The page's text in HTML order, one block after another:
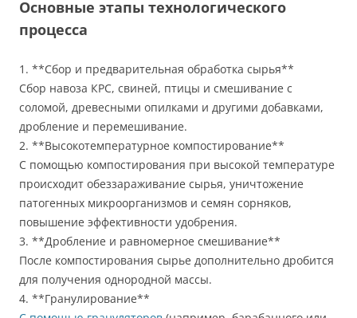
Основные этапы технологического
процесса
1. **Сбор и предварительная обработка сырья**
Сбор навоза КРС, свиней, птицы и смешивание с
соломой, древесными опилками и другими добавками,
дробление и перемешивание.
2. **Высокотемпературное компостирование**
С помощью компостирования при высокой температуре
происходит обеззараживание сырья, уничтожение
патогенных микроорганизмов и семян сорняков,
повышение эффективности удобрения.
3. **Дробление и равномерное смешивание**
После компостирования сырье дополнительно дробится
для получения однородной массы.
4. **Гранулирование**